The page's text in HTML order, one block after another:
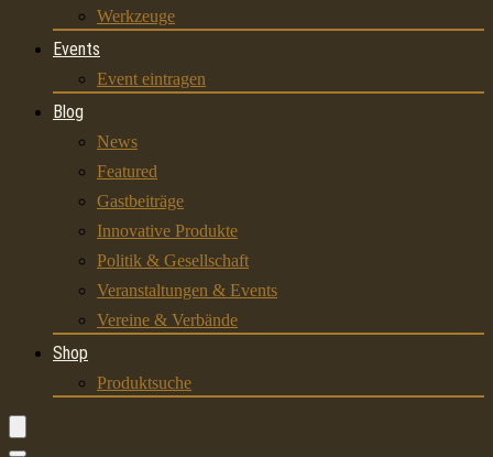
Werkzeuge
Events
Event eintragen
Blog
News
Featured
Gastbeiträge
Innovative Produkte
Politik & Gesellschaft
Veranstaltungen & Events
Vereine & Verbände
Shop
Produktsuche